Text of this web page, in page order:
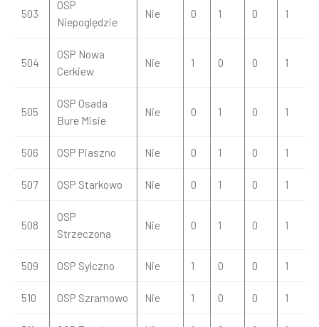
503
OSP
Niepoględzie
Nie 0 1 0 1
504
OSP Nowa
Cerkiew
Nie 1 0 0 1
505
OSP Osada
Bure Misie
Nie 0 1 0 1
506 OSP Piaszno Nie 0 1 0 1
507 OSP Starkowo Nie 0 1 0 1
508
OSP
Strzeczona
Nie 0 1 0 1
509 OSP Sylczno Nie 1 0 0 1
510 OSP Szramowo Nie 1 0 0 1